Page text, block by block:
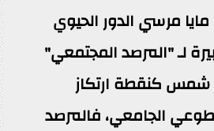
مرسي الدور الحيوي
لـ "المرصد المجتمعي"
شمس كنقطة ارتكاز
الجامعي، فالمرصد